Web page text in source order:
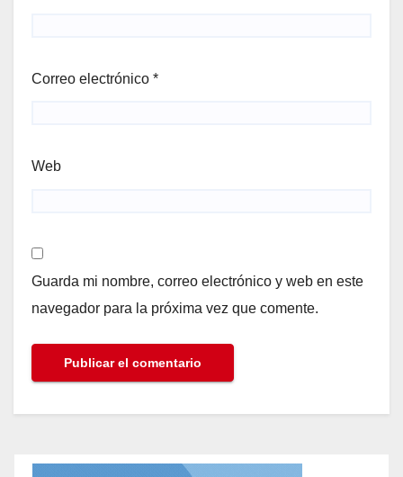
Correo electrónico *
Web
Guarda mi nombre, correo electrónico y web en este
navegador para la próxima vez que comente.